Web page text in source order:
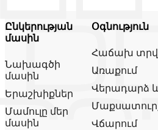
Ընկերության
մասին
Նախագծի
մասին
Երաշխիքներ
Մամուլը մեր
մասին
Օգնություն
Հաճախ
Առաքում
Վերադարձ և
Վճարում